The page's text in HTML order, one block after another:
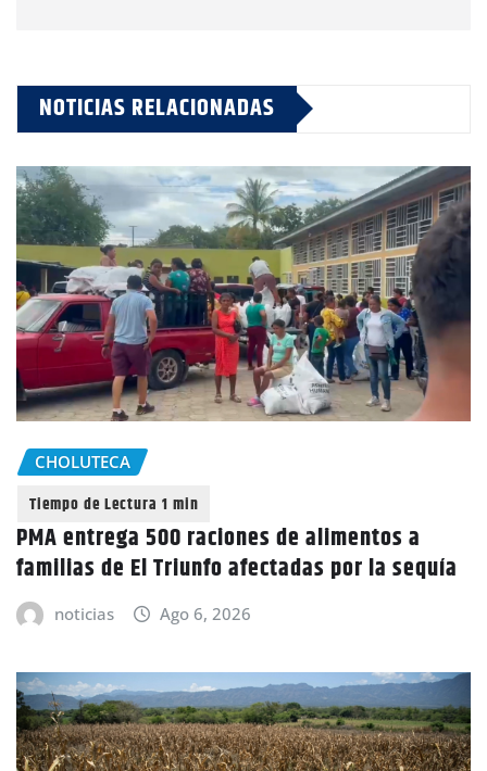
NOTICIAS RELACIONADAS
CHOLUTECA
PMA entrega 500 raciones de alimentos a
familias de El Triunfo afectadas por la sequía
noticias Ago 6, 2026